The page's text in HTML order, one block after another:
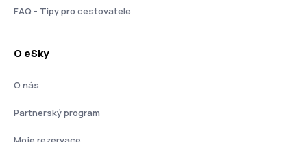
FAQ - Tipy pro cestovatele
O eSky
O nás
Partnerský program